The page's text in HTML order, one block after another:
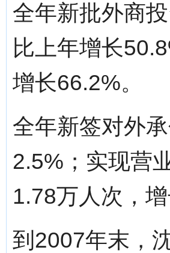
全年新批外商
比上年增长
增长66.2%。
全年新签对外
2.5%；实现营
1.78万人次，
到2007年末，